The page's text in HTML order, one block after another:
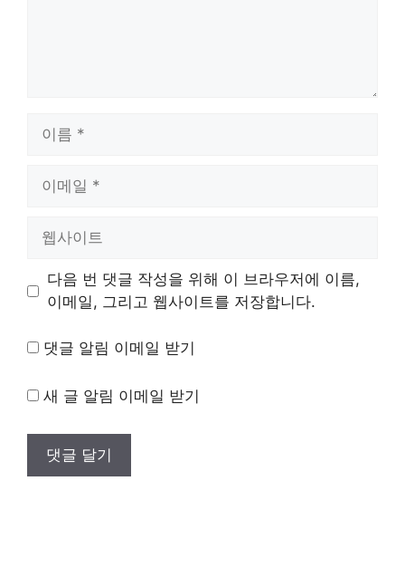
트
다음 번 댓글 작성을 위해 이 브라우저에 이름,
이메일, 그리고 웹사이트를 저장합니다.
댓글 알림 이메일 받기
새 글 알림 이메일 받기